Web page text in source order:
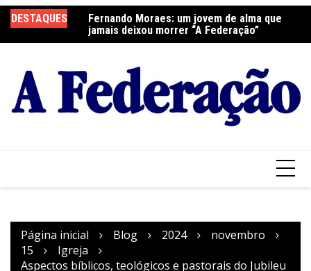
para
o
DESTAQUES
a Festa do
Fernando Moraes: um jovem de alma que
jamais deixou morrer “A Federação”
Página inicial Blog 2024
novembro
15
Igreja
Aspectos bíblicos, teológicos e pastorais do Jubileu